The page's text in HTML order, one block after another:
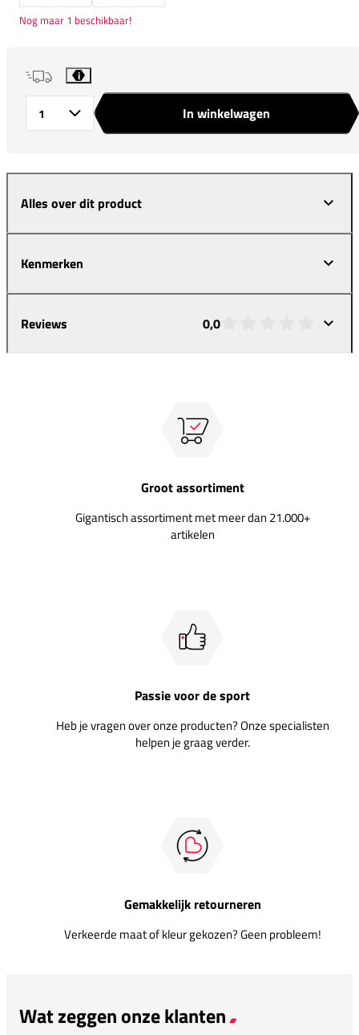
Nog maar 1 beschikbaar!
i
In winkelwagen
Alles over dit product
Kenmerken
Reviews 0,0
Groot assortiment
Gigantisch assortiment met meer dan 21.000+
artikelen
Passie voor de sport
Heb je vragen over onze producten? Onze specialisten
helpen je graag verder.
Gemakkelijk retourneren
Verkeerde maat of kleur gekozen? Geen probleem!
Wat zeggen onze klanten